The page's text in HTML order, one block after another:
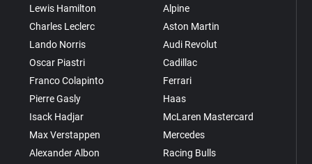
Lewis Hamilton
Charles Leclerc
Lando Norris
Oscar Piastri
Franco Colapinto
Pierre Gasly
Isack Hadjar
Max Verstappen
Alexander Albon
Alpine
Aston Martin
Audi Revolut
Cadillac
Ferrari
Haas
McLaren Mastercard
Mercedes
Racing Bulls